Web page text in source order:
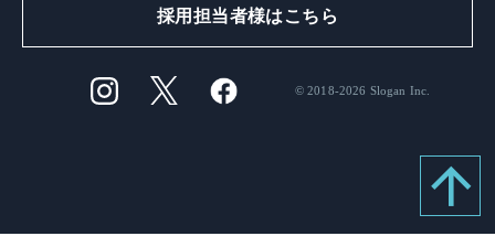
採用担当者様はこちら
© 2018-2026 Slogan Inc.